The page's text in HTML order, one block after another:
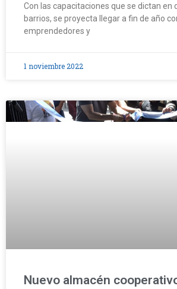
Con las capacitaciones que se dictan en
barrios, se proyecta llegar a fin de año
emprendedores y
1 noviembre 2022
Nuevo almacén